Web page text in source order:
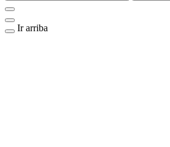
Ir arriba